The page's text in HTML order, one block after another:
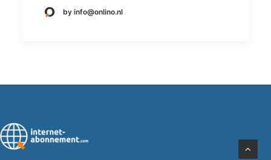
by info@onlino.nl